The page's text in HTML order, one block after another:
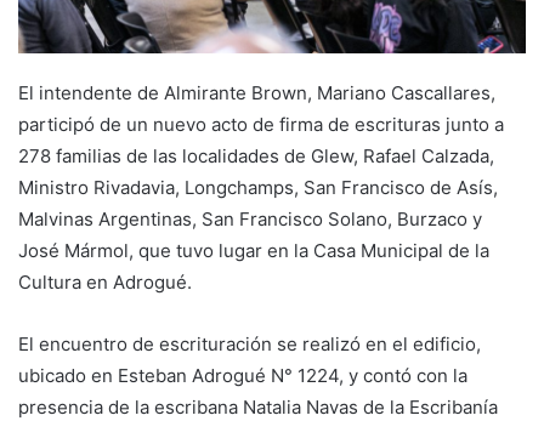
El intendente de Almirante Brown, Mariano Cascallares,
participó de un nuevo acto de firma de escrituras junto a
278 familias de las localidades de Glew, Rafael Calzada,
Ministro Rivadavia, Longchamps, San Francisco de Asís,
Malvinas Argentinas, San Francisco Solano, Burzaco y
José Mármol, que tuvo lugar en la Casa Municipal de la
Cultura en Adrogué.
El encuentro de escrituración se realizó en el edificio,
ubicado en Esteban Adrogué N° 1224, y contó con la
presencia de la escribana Natalia Navas de la Escribanía